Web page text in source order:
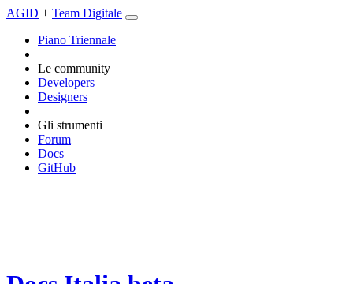
AGID + Team Digitale
Piano Triennale
Le community
Developers
Designers
Gli strumenti
Forum
Docs
GitHub